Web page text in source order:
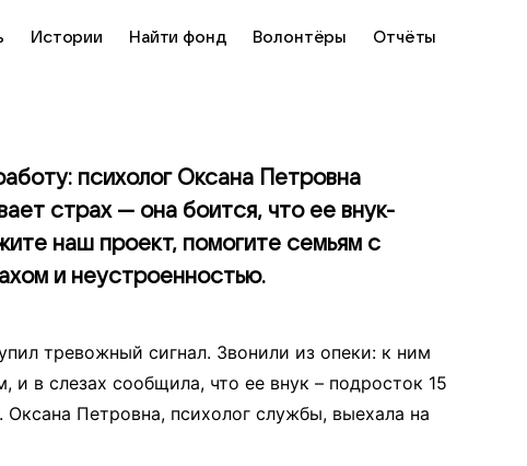
Истории Найти фонд Волонтёры Отчёты
психолог Оксана Петровна
страх — она боится, что ее внук-
наш проект, помогите семьям с
и неустроенностью.
тревожный сигнал. Звонили из опеки: к ним
в слезах сообщила, что ее внук – подросток 15
Петровна, психолог службы, выехала на